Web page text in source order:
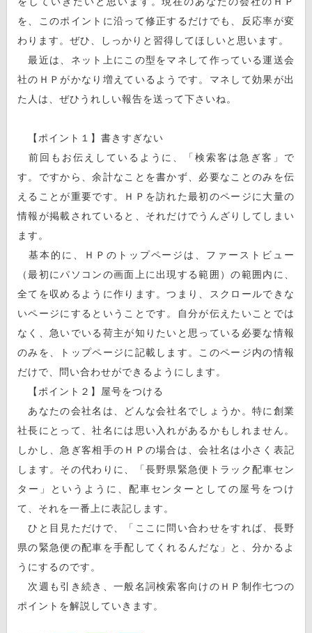
を、このポイントに沿って修正するだけでも、反応率が変
わります。ぜひ、しっかりと習得してほしいと思います。
最近は、ネット上にこの型をマネして作っている運送会
社のＨＰがかなり増えているようです。マネして効果が出
た人は、ぜひうれしい報告を送って下さいね。
【ポイント１】書きすぎない
前回もお伝えしているように、「検索客は急ぎ客」で
す。ですから、余計なことを書かず、必要なことのみを伝
えることが重要です。ＨＰを訪れた最初のページに大量の
情報が掲載されていると、それだけでうんざりしてしまい
ます。
基本的に、ＨＰのトップページは、ファーストビュー
（最初にパソコンの画面上に出現する範囲）の範囲内に、
全てを収めるように作ります。つまり、スクロールできな
いページにするということです。自分が伝えたいことでは
なく、急いでいる荷主が知りたいと思っている必要な情報
のみを、トップページに記載します。このページ内の情報
だけで、問い合わせができるようにします。
【ポイント２】屋号をつける
あなたの会社名は、どんな会社名でしょうか。特に創業
社長にとって、社名には思い入れがあるかもしれません。
しかし、急ぎ客相手のＨＰの場合は、会社名は小さく表記
します。その代わりに、「長野県緊急便トラック配車セン
ター」というように、配車センターとしての屋号をつけ
て、それを一番上に表記します。
ひと目見ただけで、「ここに問い合わせをすれば、長野
県の緊急便の配車を手配してくれるんだな」と、分かるよ
うにするのです。
次週も引き続き、一般名詞検索客向けのＨＰ制作七つの
ポイントを解説していきます。